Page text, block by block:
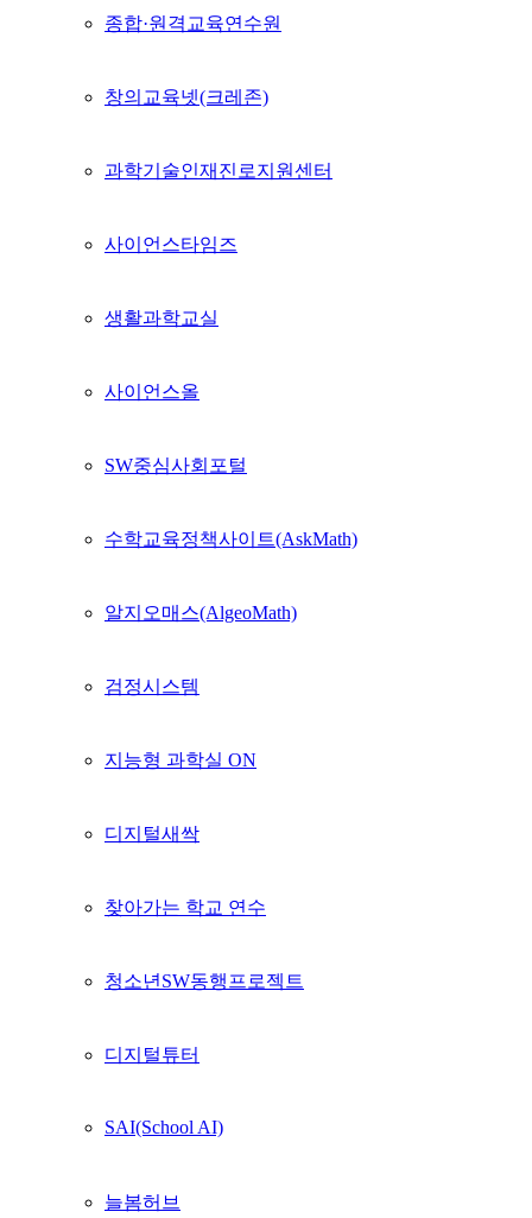
종합·원격교육연수원
창의교육넷(크레존)
과학기술인재진로지원센터
사이언스타임즈
생활과학교실
사이언스올
SW중심사회포털
수학교육정책사이트(AskMath)
알지오매스(AlgeoMath)
검정시스템
지능형 과학실 ON
디지털새싹
찾아가는 학교 연수
청소년SW동행프로젝트
디지털튜터
SAI(School AI)
늘봄허브